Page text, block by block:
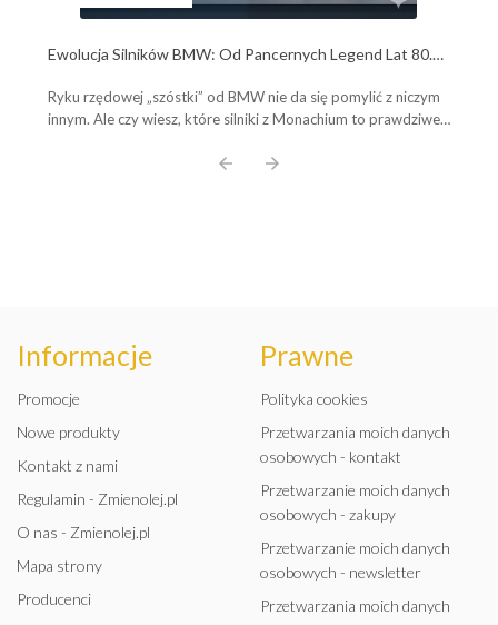
Ewolucja Silników BMW: Od Pancernych Legend Lat 80.
Wybierz Olej Idealny!
Ryku rzędowej „szóstki” od BMW nie da się pomylić z niczym
innym. Ale czy wiesz, które silniki z Monachium to prawdziwe,
arrow_back arrow_forward
Informacje
Promocje
Nowe produkty
Kontakt z nami
Regulamin - Zmienolej.pl
O nas - Zmienolej.pl
Mapa strony
Producenci
Prawne
Polityka cookies
Przetwarzania moich danych
osobowych - kontakt
Przetwarzanie moich danych
osobowych - zakupy
Przetwarzanie moich danych
osobowych - newsletter
Przetwarzania moich danych